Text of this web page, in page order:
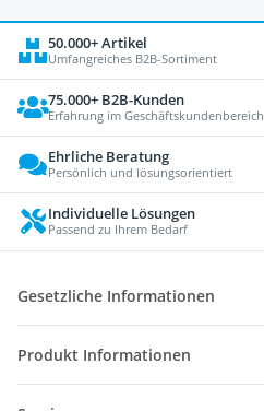
50.000+ Artikel
Umfangreiches B2B-Sortiment
75.000+ B2B-Kunden
Erfahrung im Geschäftskundenbereich
Ehrliche Beratung
Persönlich und lösungsorientiert
Individuelle Lösungen
Passend zu Ihrem Bedarf
Gesetzliche Informationen
Produkt Informationen